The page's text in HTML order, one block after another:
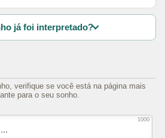
já foi interpretado?
verifique se você está na página mais
para o seu sonho.
1000